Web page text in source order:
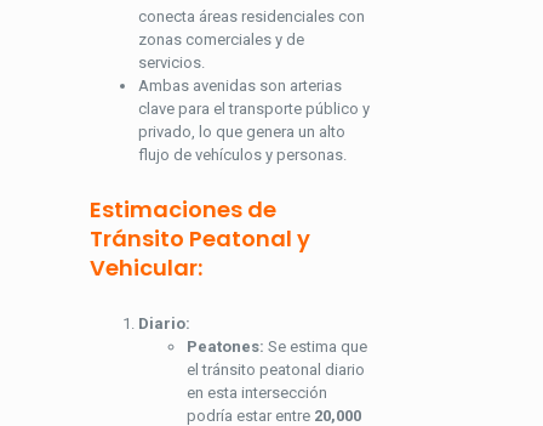
conecta áreas residenciales con
zonas comerciales y de
servicios.
Ambas avenidas son arterias
clave para el transporte público y
privado, lo que genera un alto
flujo de vehículos y personas.
Estimaciones de
Tránsito Peatonal y
Vehicular:
Diario:
Peatones: Se estima que
el tránsito peatonal diario
en esta intersección
podría estar entre 20,000